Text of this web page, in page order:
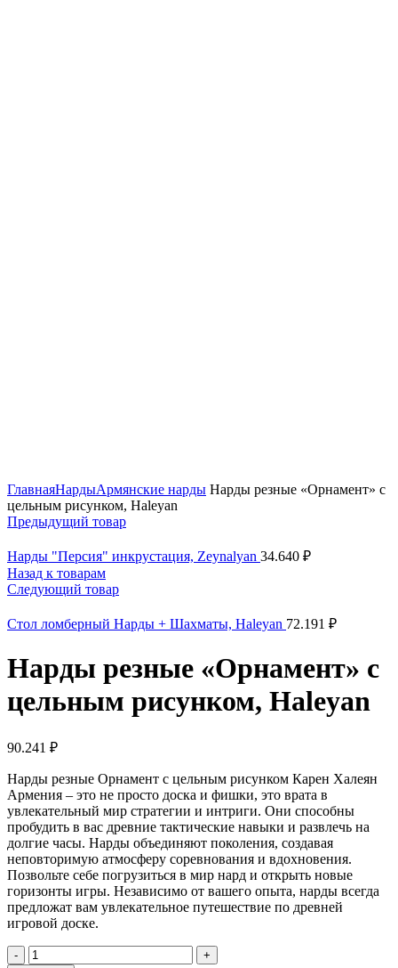
ГлавнаяНардыАрмянские нарды Нарды резные «Орнамент» с
цельным рисунком, Haleyan
Предыдущий товар
Нарды "Персия" инкрустация, Zeynalyan 34.640 ₽
Назад к товарам
Следующий товар
Стол ломберный Нарды + Шахматы, Haleyan 72.191 ₽
Нарды резные «Орнамент» с
цельным рисунком, Haleyan
90.241 ₽
Нарды резные Орнамент с цельным рисунком Карен Халеян
Армения – это не просто доска и фишки, это врата в
увлекательный мир стратегии и интриги. Они способны
пробудить в вас древние тактические навыки и развлечь на
долгие часы. Нарды объединяют поколения, создавая
неповторимую атмосферу соревнования и вдохновения.
Позвольте себе погрузиться в мир нард и открыть новые
горизонты игры. Независимо от вашего опыта, нарды всегда
предложат вам увлекательное путешествие по древней
игровой доске.
Количество